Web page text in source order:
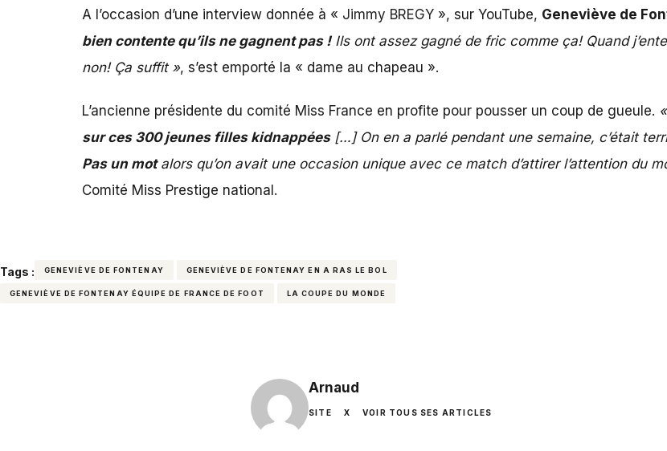
A l’occasion d’une interview donnée à « Jimmy BREGY », sur YouTube, Geneviève de
bien contente qu’ils ne gagnent pas !Ils ont assez gagné de fric comme ça! Quand
non! Ça suffit », s’est emporté la « dame au chapeau ».
L’ancienne présidente du comité Miss France en profite pour pousser un coup de gueule.
sur ces 300 jeunes filles kidnappées[…] On en a parlé pendant une semaine, c’était
Pas un motalors qu’on avait une occasion unique avec ce match d’attirer l’attention du
Comité Miss Prestige national.
Tags : GENEVIÈVE DE FONTENAY GENEVIÈVE DE FONTENAY EN A RAS LE BOL
GENEVIÈVE DE FONTENAY ÉQUIPE DE FRANCE DE FOOT LA COUPE DU MONDE
Arnaud
SITE X VOIR TOUS SES ARTICLES